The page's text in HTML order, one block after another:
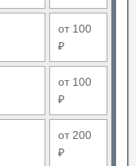
от 100
₽
от 100
₽
от 200
₽